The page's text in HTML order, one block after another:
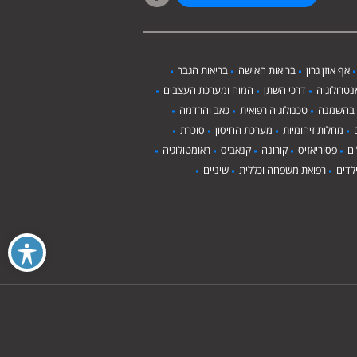
אף אוזן גרון בריאות האישה
בריאות הגבר
דרכי השתן
המוח ומערכת העצבים
בהשמנה טכנולוגיה רפואית
כאב והרדמה
מחלות זיהומיות מערכת החיסון
סוכרת
פסוריאזיס קורונה קנאביס
ראומטולוגיה
רפואת משפחה וכללית
שיניים